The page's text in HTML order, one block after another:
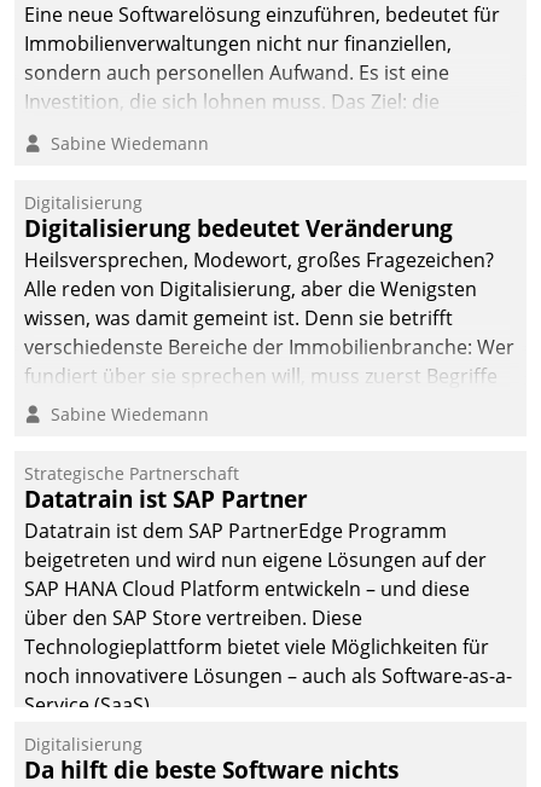
Eine neue Softwarelösung einzuführen, bedeutet für
Immobilienverwaltungen nicht nur finanziellen,
sondern auch personellen Aufwand. Es ist eine
Investition, die sich lohnen muss. Das Ziel: die
nachhaltige Optimierung der Geschäftsabläufe. Damit
dieses Ziel erreicht wird, sollten einige Grundregeln
Sabine Wiedemann
Digitalisierung
Digitalisierung bedeutet Veränderung
Heilsversprechen, Modewort, großes Fragezeichen?
Alle reden von Digitalisierung, aber die Wenigsten
wissen, was damit gemeint ist. Denn sie betrifft
verschiedenste Bereiche der Immobilienbranche: Wer
fundiert über sie sprechen will, muss zuerst Begriffe
klären. Ein Aspekt ist die betriebliche Optimierung:
Einsparungen durch optimierte und automatisierte
Prozesse. Doch man darf nicht zu viel erwarten: Allein
mit der Einführung einer neuen Software ist es nicht
getan. Die Digitalisierung erfordert von Unternehmen
die Bereitschaft, sich zu überprüfen, zu hinterfragen
und zu verändern.
Sabine Wiedemann
Strategische Partnerschaft
Datatrain ist SAP Partner
Datatrain ist dem SAP PartnerEdge Programm
beigetreten und wird nun eigene Lösungen auf der
SAP HANA Cloud Platform entwickeln – und diese
über den SAP Store vertreiben. Diese
Technologieplattform bietet viele Möglichkeiten für
noch innovativere Lösungen – auch als Software-as-a-
Service (SaaS).
Digitalisierung
Da hilft die beste Software nichts